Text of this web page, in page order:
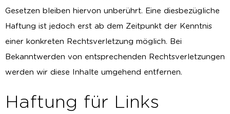
Gesetzen bleiben hiervon unberührt. Eine diesbezügliche
Haftung ist jedoch erst ab dem Zeitpunkt der Kenntnis
einer konkreten Rechtsverletzung möglich. Bei
Bekanntwerden von entsprechenden Rechtsverletzungen
werden wir diese Inhalte umgehend entfernen.
Haftung für Links